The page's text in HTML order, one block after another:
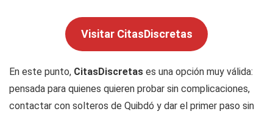
Visitar CitasDiscretas
En este punto, CitasDiscretas es una opción muy válida:
pensada para quienes quieren probar sin complicaciones,
contactar con solteros de Quibdó y dar el primer paso sin